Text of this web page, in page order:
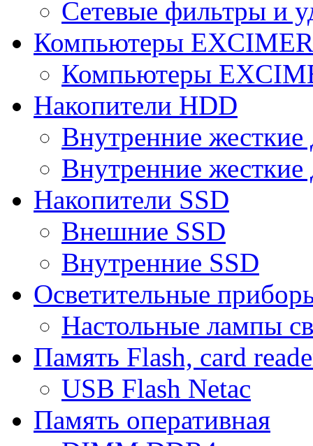
Сетевые фильтры и
Компьютеры
Компьютеры
Накопители HDD
Внутренние
Внутренние
Накопители SSD
Внешние SSD
Внутренние SSD
Осветительные
Настольные лампы
Память Flash, card
USB Flash Netac
Память оперативная